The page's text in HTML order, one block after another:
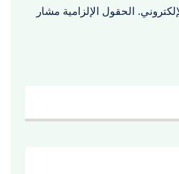
الحقول الإلزامية مشار